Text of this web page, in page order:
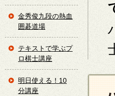
金秀俊九段の熱血
囲碁道場
テキストで学ぶプ
ロ棋士講座
明日使える！10
分講座